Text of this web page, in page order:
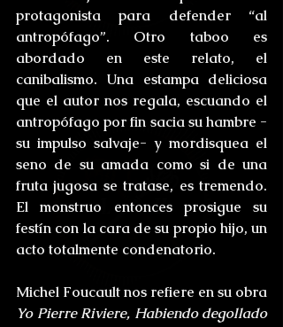
protagonista para defender “al
antropófago”. Otro taboo es
abordado en este relato, el
canibalismo. Una estampa deliciosa
que el autor nos regala, escuando el
antropófago por fin sacia su hambre -
su impulso salvaje- y mordisquea el
seno de su amada como si de una
fruta jugosa se tratase, es tremendo.
El monstruo entonces prosigue su
festín con la cara de su propio hijo, un
acto totalmente condenatorio.
Yo Pierre Riviere, Habiendo degollado